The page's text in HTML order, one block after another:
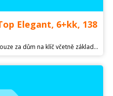
Elegant, 6+kk, 138
Uvedená cena je bez pozemku, pouze za dům na klíč včetně základové desky. Nabízíme k výstavbě nízkoenergetický rodinný dům Panda Top Elegant 6+kk, s užitnou plochou 138 m2, na Vašem pozemku, popř. Vám můžeme pomoci pozemek vyhledat. Dům je určen pro rovinatý popřípadě mírně svažitý terén. Domy nabízíme v provedení dřevostavby, Two by Four, tedy konstrukce přímo na stavbě, dále ve zděném provedení Porotherm, Ytong. Konečná cena domu dle výběru stavebního materiálu. Dále nabízíme možnost vyřízení kompletního financování domu, ale i pozemku dle Vašeho výběru. Úpravy v projektu jsou možné, např. dispoziční změny a další, nebo lze vybrat jiný dům z naší nabídky. Stavíme po celé ČR, bez navýšení cen za dopravu a ubytování dělníků.